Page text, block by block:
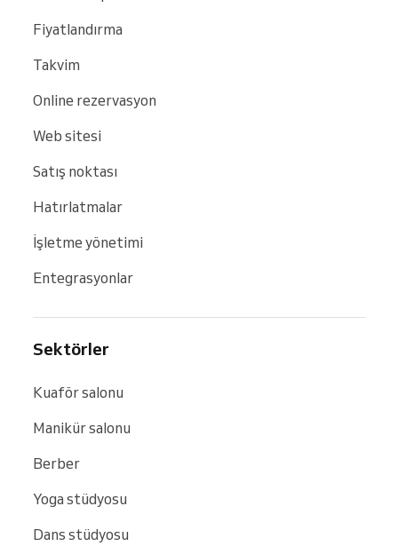
Fiyatlandırma
Takvim
Online rezervasyon
Web sitesi
Satış noktası
Hatırlatmalar
İşletme yönetimi
Entegrasyonlar
Sektörler
Kuaför salonu
Manikür salonu
Berber
Yoga stüdyosu
Dans stüdyosu